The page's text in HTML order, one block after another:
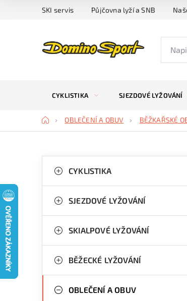
SKI servis Půjčovna lyží a SNB
CYKLISTIKA SJEZDOVÉ LYŽOVÁNÍ
DomůOBLEČENÍ A OBUV BĚŽKAŘSKÉ
o
t
r
n
kategorie
e
o
i
CYKLISTIKA
SJEZDOVÉ LYŽOVÁNÍ
SKIALPOVÉ LYŽOVÁNÍ
BĚŽECKÉ LYŽOVÁNÍ
OBLEČENÍ A OBUV